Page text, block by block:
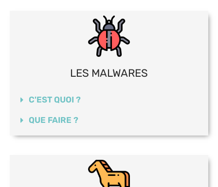
LES MALWARES
C'EST QUOI ?
QUE FAIRE ?